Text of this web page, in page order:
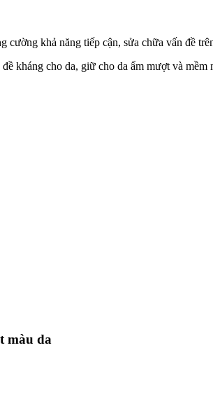
cường khả năng tiếp cận, sửa chữa vấn đề
kháng cho da, giữ cho da ẩm mượt và
màu da